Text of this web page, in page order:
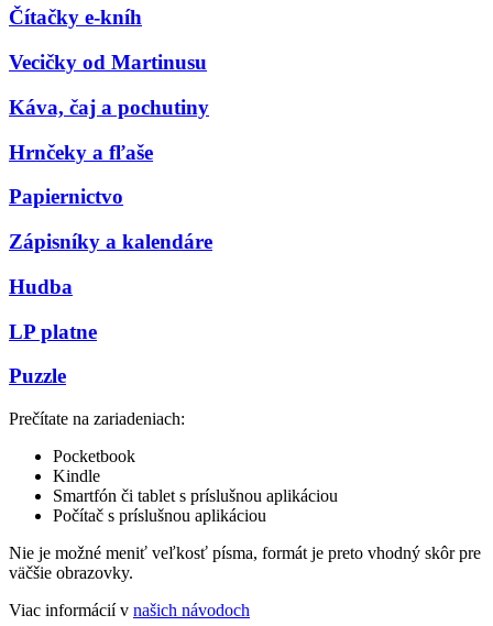
Čítačky e-kníh
Vecičky od Martinusu
Káva, čaj a pochutiny
Hrnčeky a fľaše
Papiernictvo
Zápisníky a kalendáre
Hudba
LP platne
Puzzle
Prečítate na zariadeniach:
Pocketbook
Kindle
Smartfón či tablet s príslušnou aplikáciou
Počítač s príslušnou aplikáciou
Nie je možné meniť veľkosť písma, formát je preto vhodný skôr pre
väčšie obrazovky.
Viac informácií v našich návodoch